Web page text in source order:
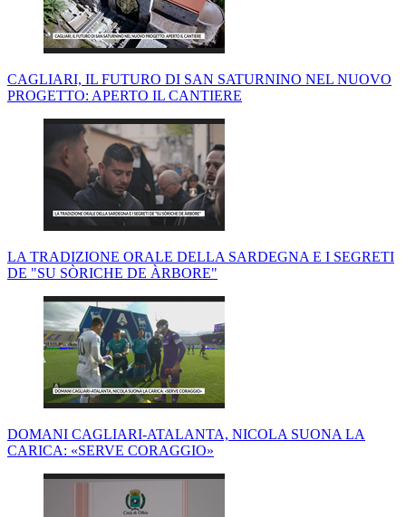
CAGLIARI, IL FUTURO DI SAN SATURNINO NEL NUOVO
PROGETTO: APERTO IL CANTIERE
LA TRADIZIONE ORALE DELLA SARDEGNA E I SEGRETI
DE "SU SÒRICHE DE ÀRBORE"
DOMANI CAGLIARI-ATALANTA, NICOLA SUONA LA
CARICA: «SERVE CORAGGIO»